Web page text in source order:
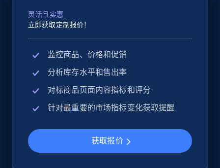
灵活且实惠
立即获取定制报价！
监控商品、价格和促销
分析库存水平和售出率
对标商品页面内容指标和评分
针对最重要的市场指标变化获取提醒
获取报价